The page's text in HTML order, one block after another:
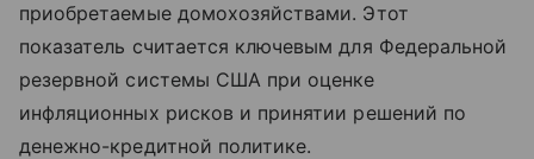
приобретаемые домохозяйствами. Этот
показатель считается ключевым для Федеральной
резервной системы США при оценке
инфляционных рисков и принятии решений по
денежно-кредитной политике.